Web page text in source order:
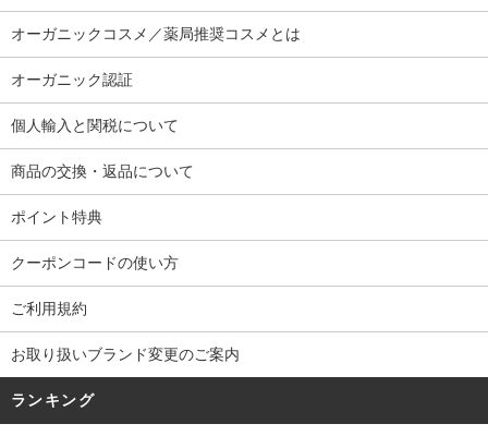
オーガニックコスメ／薬局推奨コスメとは
オーガニック認証
個人輸入と関税について
商品の交換・返品について
ポイント特典
クーポンコードの使い方
ご利用規約
お取り扱いブランド変更のご案内
ランキング